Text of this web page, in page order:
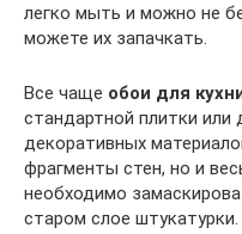
легко мыть и можно не
можете их запачкать.
Все чаще обои для
стандартной плитки или
декоративных
фрагменты стен, но и
необходимо
старом слое штукатурки.